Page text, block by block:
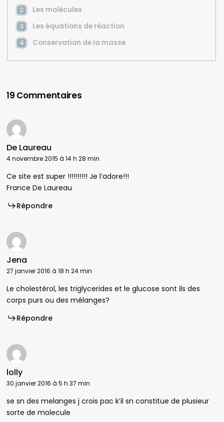
Les molécules
Les équations de réaction
Conservation de la masse
19 Commentaires
De Laureau
4 novembre 2015 à 14 h 28 min
Ce site est super !!!!!!!!!! Je l’adore!!!
France De Laureau
Répondre
Jena
27 janvier 2016 à 18 h 24 min
Le cholestérol, les triglycerides et le glucose sont ils des
corps purs ou des mélanges?
Répondre
lolly
30 janvier 2016 à 5 h 37 min
se sn des melanges j crois pac k’il sn constitue de plusieur
sorte de molecule